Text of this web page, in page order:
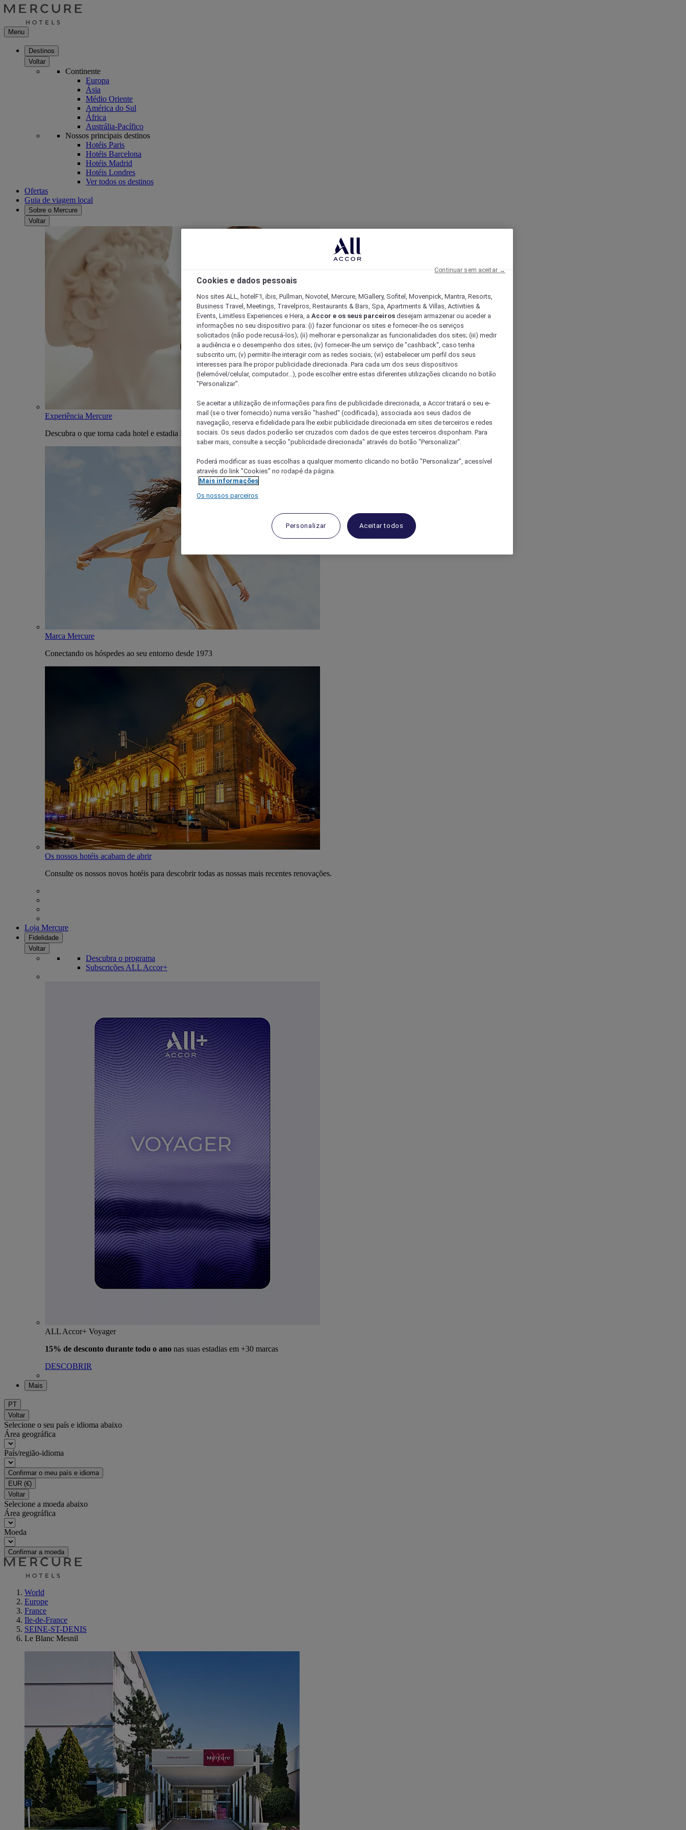
Menu
Destinos
Voltar
Continente
Europa
Ásia
Médio Oriente
América do Sul
África
Austrália-Pacífico
Nossos principais destinos
Hotéis Paris
Hotéis Barcelona
Hotéis Madrid
Hotéis Londres
Ver todos os destinos
Ofertas
Guia de viagem local
Sobre o Mercure
Voltar
Experiência Mercure
Descubra o que torna cada hotel e estadia Mercure única
Marca Mercure
Conectando os hóspedes ao seu entorno desde 1973
Os nossos hotéis acabam de abrir
Consulte os nossos novos hotéis para descobrir todas as nossas mais recentes renovações.
Loja Mercure
Fidelidade
Voltar
Descubra o programa
Subscrições ALL Accor+
ALL Accor+ Voyager
15% de desconto durante todo o ano nas suas estadias em +30 marcas
DESCOBRIR
Mais
PT
Voltar
Selecione o seu país e idioma abaixo
Área geográfica
País/região-idioma
Confirmar o meu país e idioma
EUR (€)
Voltar
Selecione a moeda abaixo
Área geográfica
Moeda
Confirmar a moeda
World
Europe
France
Ile-de-France
SEINE-ST-DENIS
Le Blanc Mesnil
Cookies e dados pessoais
Nos sites ALL, hotelF1, ibis, Pullman, Novotel, Mercure, MGallery, Sofitel, Movenpick, Mantra, Resorts,
Business Travel, Meetings, Travelpros, Restaurants & Bars, Spa, Apartments & Villas, Activities &
Events, Limitless Experiences e Hera, a Accor e os seus parceiros desejam armazenar ou aceder a
informações no seu dispositivo para: (i) fazer funcionar os sites e fornecer-lhe os serviços
solicitados (não pode recusá-los); (ii) melhorar e personalizar as funcionalidades dos sites; (iii) medir
a audiência e o desempenho dos sites; (iv) fornecer-lhe um serviço de "cashback", caso tenha
subscrito um; (v) permitir-lhe interagir com as redes sociais; (vi) estabelecer um perfil dos seus
interesses para lhe propor publicidade direcionada. Para cada um dos seus dispositivos
(telemóvel/celular, computador...), pode escolher entre estas diferentes utilizações clicando no botão
"Personalizar".
Se aceitar a utilização de informações para fins de publicidade direcionada, a Accor tratará o seu e-
mail (se o tiver fornecido) numa versão "hashed" (codificada), associada aos seus dados de
navegação, reserva e fidelidade para lhe exibir publicidade direcionada em sites de terceiros e redes
sociais. Os seus dados poderão ser cruzados com dados de que estes terceiros disponham. Para
saber mais, consulte a secção "publicidade direcionada" através do botão "Personalizar".
Poderá modificar as suas escolhas a qualquer momento clicando no botão "Personalizar", acessível
através do link "Cookies" no rodapé da página.
Mais informações
Os nossos parceiros
Personalizar Aceitar todos
Continuar sem aceitar →